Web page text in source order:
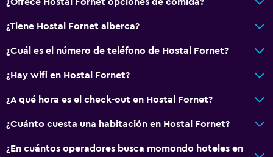
¿Tiene Hostal Fornet alberca?
¿Cuál es el número de teléfono de Hostal Fornet?
¿Hay wifi en Hostal Fornet?
¿A qué hora es el check-out en Hostal Fornet?
¿Cuánto cuesta una habitación en Hostal Fornet?
¿En cuántos operadores busca momondo hoteles en